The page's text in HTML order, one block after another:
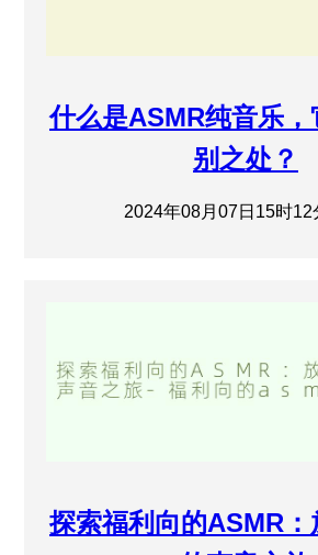
什么是ASMR纯音乐
别之处？
2024年08月07日15时12
探索福利向的ASMR